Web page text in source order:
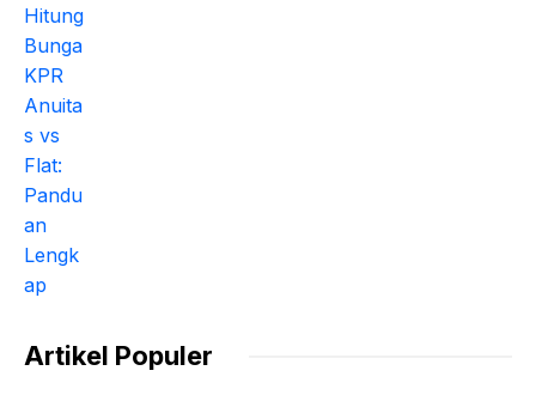
Artikel Populer